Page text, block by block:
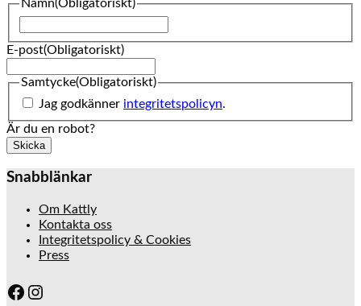
Namn(Obligatoriskt)
E-post(Obligatoriskt)
Samtycke(Obligatoriskt)
Jag godkänner integritetspolicyn.
Är du en robot?
Skicka
Snabblänkar
Om Kattly
Kontakta oss
Integritetspolicy & Cookies
Press
Facebook
Instagram